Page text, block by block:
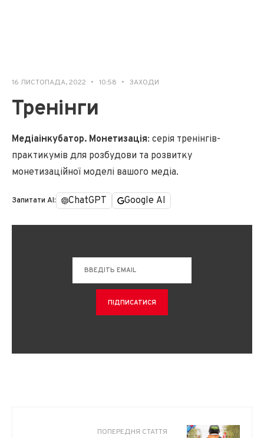
16 ЛИСТОПАДА, 2022 • 10:58 • ЗАХОДИ
Тренінги
Медіаінкубатор. Монетизація: серія тренінгів-
практикумів для розбудови та розвитку
монетизаційної моделі вашого медіа.
Запитати AI: ChatGPT Google AI
ПОПЕРЕДНЯ СТАТТЯ